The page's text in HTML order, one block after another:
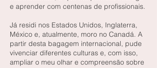
e aprender com centenas de profissionais.
Já residi nos Estados Unidos, Inglaterra,
México e, atualmente, moro no Canadá. A
partir desta bagagem internacional, pude
vivenciar diferentes culturas e, com isso,
ampliar o meu olhar e compreensão sobre